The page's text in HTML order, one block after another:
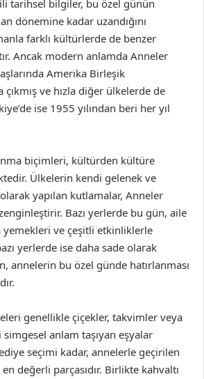
tarihsel bilgiler, bu özel günün
dönemine kadar uzandığını
farklı kültürlerde de benzer
Ancak modern anlamda Anneler
Amerika Birleşik
çıkmış ve hızla diğer ülkelerde de
ise 1955 yılından beri her yıl
biçimleri, kültürden kültüre
Ülkelerin kendi gelenek ve
yapılan kutlamalar, Anneler
Bazı yerlerde bu gün, aile
yemekleri ve çeşitli etkinliklerle
yerlerde ise daha sade olarak
annelerin bu özel günde hatırlanması
genellikle çiçekler, takvimler veya
anlam taşıyan eşyalar
seçimi kadar, annelerle geçirilen
değerli parçasıdır. Birlikte kahvaltı